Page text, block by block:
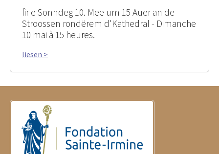
fir e Sonndeg 10. Mee um 15 Auer an de
Stroossen rondërem d'Kathedral - Dimanche
10 mai à 15 heures.
liesen >